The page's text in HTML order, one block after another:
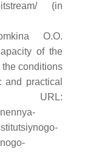
(in
O.O.
of the
conditions
practical